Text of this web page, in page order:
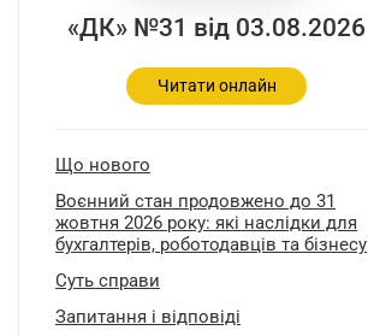
«ДК» №31 від 03.08.2026
Читати онлайн
Що нового
Воєнний стан продовжено до 31
жовтня 2026 року: які наслідки для
бухгалтерів, роботодавців та бізнесу
Суть справи
Запитання і відповіді